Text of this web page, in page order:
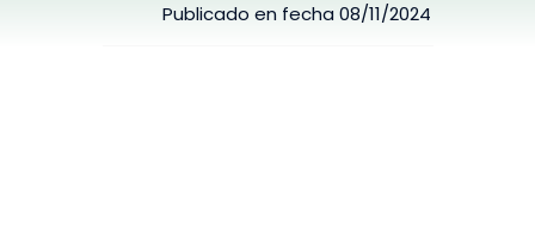
Publicado en fecha08/11/2024